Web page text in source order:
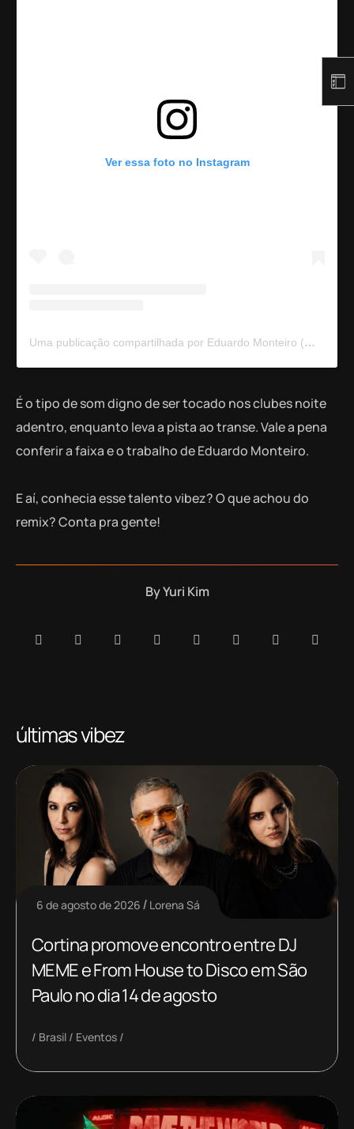
Ver essa foto no Instagram
Uma publicação compartilhada por Eduardo Monteiro (@eduardomonteiromusic)
É o tipo de som digno de ser tocado nos clubes noite
adentro, enquanto leva a pista ao transe. Vale a pena
conferir a faixa e o trabalho de Eduardo Monteiro.
E aí, conhecia esse talento vibez? O que achou do
remix? Conta pra gente!
ByYuri Kim
últimas vibez
6 de agosto de 2026 Lorena Sá
Cortina promove encontro entre DJ
MEME e From House to Disco em São
Paulo no dia 14 de agosto
Brasil Eventos